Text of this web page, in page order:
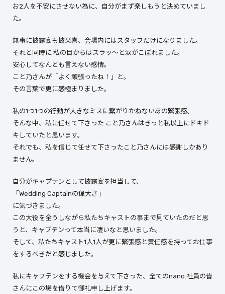
お2人を不安にさせない為に、自分がまず楽しもうと決めていまし
た。
無事に披露宴も披楽喜、会場内にはスタッフだけになりました。
それと同時に 私の目からはスラッ〜と涙がこぼれました。
安心してなんとも言えない感情。
こと乃さんが「よく頑張ったね！」と。
その言葉で更に感極まりました。
私の1つ1つの行動が大きなミスに繋がりかねないあの緊張感。
そんな中、私に任せて下さった こと乃さんはきっと私以上にドキド
キしていたと思います。
それでも、私を信じて任せて下さったこと乃さんには感謝しかあり
ません。
自分がキャプテンとして披露宴を担当して、
「Wedding Captainの偉大さ」
に気づきました。
この大役を全うしながら私たちキャストの事まで見ていたのだと思
うと、キャプテンって本当に凄いなと思いました。
そして、私たちキャスト1人1人が更に緊張感と責任感を持ってお仕事
をするべきだと感じました。
私にキャプテンをする機会を与えて下さった、全てのnano.社員の皆
さんにこの場を借りて御礼申し上げます。